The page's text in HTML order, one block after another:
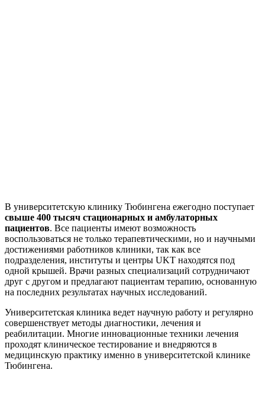
В университетскую клинику Тюбингена ежегодно поступает
свыше 400 тысяч стационарных и амбулаторных
пациентов. Все пациенты имеют возможность
воспользоваться не только терапевтическими, но и научными
достижениями работников клиники, так как все
подразделения, институты и центры UKT находятся под
одной крышей. Врачи разных специализаций сотрудничают
друг с другом и предлагают пациентам терапию, основанную
на последних результатах научных исследований.
Университетская клиника ведет научную работу и регулярно
совершенствует методы диагностики, лечения и
реабилитации. Многие инновационные техники лечения
проходят клиническое тестирование и внедряются в
медицинскую практику именно в университетской клинике
Тюбингена.